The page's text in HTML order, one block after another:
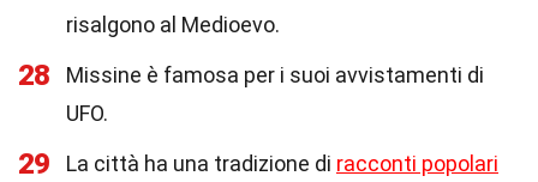
risalgono al Medioevo.
28
Missine è famosa per i suoi avvistamenti di
UFO.
29 La città ha una tradizione di racconti popolari